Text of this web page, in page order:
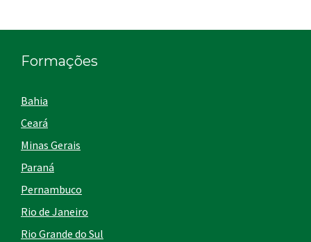
Formações
Bahia
Ceará
Minas Gerais
Paraná
Pernambuco
Rio de Janeiro
Rio Grande do Sul